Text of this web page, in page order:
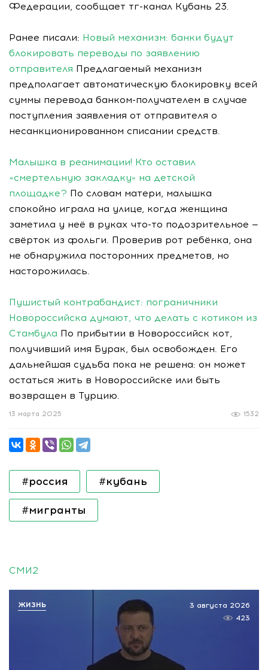
Федерации, сообщает тг-канал Кубань 23.
Ранее писали: Новый механизм: банки будут
блокировать переводы по заявлению
отправителя Предлагаемый механизм
предполагает автоматическую блокировку всей
суммы перевода банком-получателем в случае
поступления заявления от отправителя о
несанкционированном списании средств.
Малышка в реанимации! Кто оставил
«смертельную закладку» на детской
площадке? По словам матери, малышка
спокойно играла на улице, когда женщина
заметила у неё в руках что-то подозрительное —
свёрток из фольги. Проверив рот ребёнка, она
не обнаружила посторонних предметов, но
насторожилась.
Пушистый контрабандист: пограничники
Новороссийска думают, что делать с котиком из
Стамбула По прибытии в Новороссийск кот,
получивший имя Бурак, был освобожден. Его
дальнейшая судьба пока не решена: он может
остаться жить в Новороссийске или быть
возвращен в Турцию.
1532
13 марта 2025
#россия #кубань
#мигранты
СМИ2
3 августа 2026
423
ЖИЗНЬ